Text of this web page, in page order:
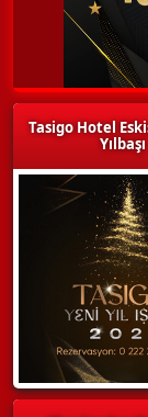
Tasigo Hotel
Yılbaşı